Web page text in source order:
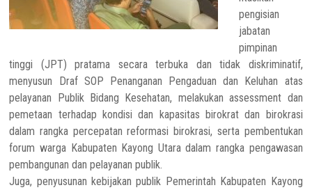
pengisian
jabatan
pimpinan
tinggi (JPT) pratama secara terbuka dan tidak diskriminatif,
menyusun Draf SOP Penanganan Pengaduan dan Keluhan atas
pelayanan Publik Bidang Kesehatan, melakukan assessment dan
pemetaan terhadap kondisi dan kapasitas birokrat dan birokrasi
dalam rangka percepatan reformasi birokrasi, serta pembentukan
forum warga Kabupaten Kayong Utara dalam rangka pengawasan
pembangunan dan pelayanan publik.
Juga, penyusunan kebijakan publik Pemerintah Kabupaten Kayong